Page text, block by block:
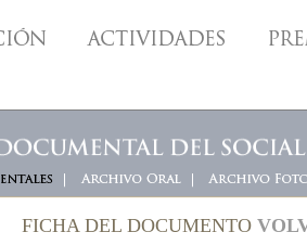
FICHA DEL DOCUMENTO